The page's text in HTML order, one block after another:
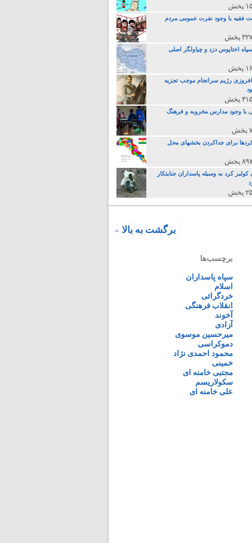
فقیه با وجود نفرت عمومی مردم
اختاپوس دزد و چپاولگر اصلی
رژیم سرانجام موجب تجزیه
با وجود مدارس مخروبه و فرهنگ
برای جداکردن بخشهای محل
کرد به وسیله پاسداران جنایتکار
برگشت به بالا
برچسب‌ها
سپاه پاسداران
اسلام
خردگرائی
انقلاب فرهنگی
آخوند
آزادی
میرحسین موسوی
دموکراسی
محمود احمدی نژاد
خمینی
مجتبی خامنه ای
سکولاریسم
علی خامنه ای